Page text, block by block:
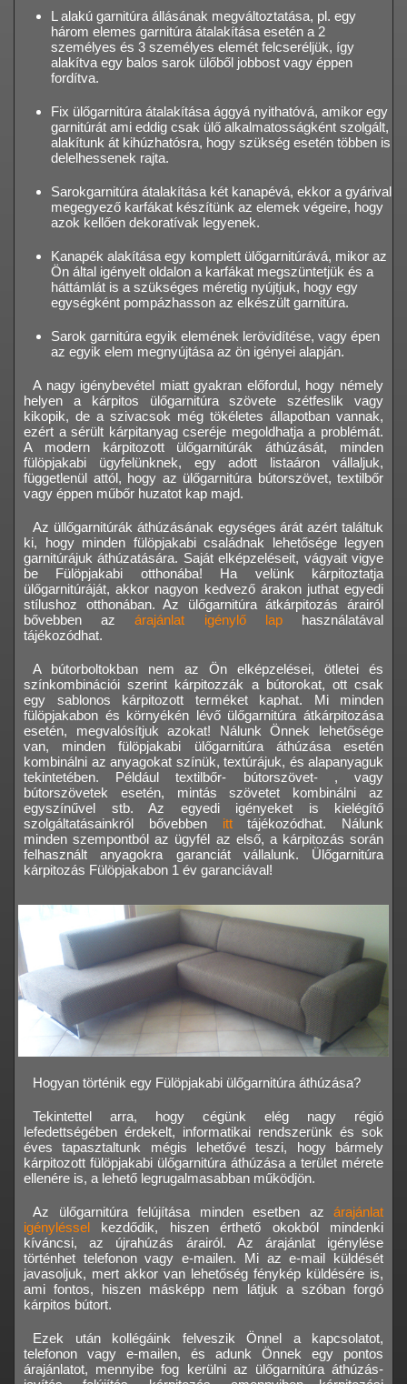
L alakú garnitúra állásának megváltoztatása, pl. egy
három elemes garnitúra átalakítása esetén a 2
személyes és 3 személyes elemét felcseréljük, így
alakítva egy balos sarok ülőből jobbost vagy éppen
fordítva.
Fix ülőgarnitúra átalakítása ággyá nyithatóvá, amikor egy
garnitúrát ami eddig csak ülő alkalmatosságként szolgált,
alakítunk át kihúzhatósra, hogy szükség esetén többen is
delelhessenek rajta.
Sarokgarnitúra átalakítása két kanapévá, ekkor a gyárival
megegyező karfákat készítünk az elemek végeire, hogy
azok kellően dekoratívak legyenek.
Kanapék alakítása egy komplett ülőgarnitúrává, mikor az
Ön által igényelt oldalon a karfákat megszüntetjük és a
háttámlát is a szükséges méretig nyújtjuk, hogy egy
egységként pompázhasson az elkészült garnitúra.
Sarok garnitúra egyik elemének lerövidítése, vagy épen
az egyik elem megnyújtása az ön igényei alapján.
A nagy igénybevétel miatt gyakran előfordul, hogy némely
helyen a kárpitos ülőgarnitúra szövete szétfeslik vagy
kikopik, de a szivacsok még tökéletes állapotban vannak,
ezért a sérült kárpitanyag cseréje megoldhatja a problémát.
A modern kárpitozott ülőgarnitúrák áthúzását, minden
fülöpjakabi ügyfelünknek, egy adott listaáron vállaljuk,
függetlenül attól, hogy az ülőgarnitúra bútorszövet, textilbőr
vagy éppen műbőr huzatot kap majd.
Az üllőgarnitúrák áthúzásának egységes árát azért találtuk
ki, hogy minden fülöpjakabi családnak lehetősége legyen
garnitúrájuk áthúzatására. Saját elképzeléseit, vágyait vigye
be Fülöpjakabi otthonába! Ha velünk kárpitoztatja
ülőgarnitúráját, akkor nagyon kedvező árakon juthat egyedi
stílushoz otthonában. Az ülőgarnitúra átkárpitozás árairól
bővebben azárajánlat igénylő laphasználatával
tájékozódhat.
A bútorboltokban nem az Ön elképzelései, ötletei és
színkombinációi szerint kárpitozzák a bútorokat, ott csak
egy sablonos kárpitozott terméket kaphat. Mi minden
fülöpjakabon és környékén lévő ülőgarnitúra átkárpitozása
esetén, megvalósítjuk azokat! Nálunk Önnek lehetősége
van, minden fülöpjakabi ülőgarnitúra áthúzása esetén
kombinálni az anyagokat színük, textúrájuk, és alapanyaguk
tekintetében. Például textilbőr- bútorszövet- , vagy
bútorszövetek esetén, mintás szövetet kombinálni az
egyszínűvel stb. Az egyedi igényeket is kielégítő
szolgáltatásainkról bővebben itttájékozódhat. Nálunk
minden szempontból az ügyfél az első, a kárpitozás során
felhasznált anyagokra garanciát vállalunk. Ülőgarnitúra
kárpitozás Fülöpjakabon 1 év garanciával!
Hogyan történik egy Fülöpjakabi ülőgarnitúra áthúzása?
Tekintettel arra, hogy cégünk elég nagy régió
lefedettségében érdekelt, informatikai rendszerünk és sok
éves tapasztaltunk mégis lehetővé teszi, hogy bármely
kárpitozott fülöpjakabi ülőgarnitúra áthúzása a terület mérete
ellenére is, a lehető legrugalmasabban működjön.
Az ülőgarnitúra felújítása minden esetben az árajánlat
igényléssel kezdődik, hiszen érthető okokból mindenki
kíváncsi, az újrahúzás árairól. Az árajánlat igénylése
történhet telefonon vagy e-mailen. Mi az e-mail küldését
javasoljuk, mert akkor van lehetőség fénykép küldésére is,
ami fontos, hiszen másképp nem látjuk a szóban forgó
kárpitos bútort.
Ezek után kollégáink felveszik Önnel a kapcsolatot,
telefonon vagy e-mailen, és adunk Önnek egy pontos
árajánlatot, mennyibe fog kerülni az ülőgarnitúra áthúzás-